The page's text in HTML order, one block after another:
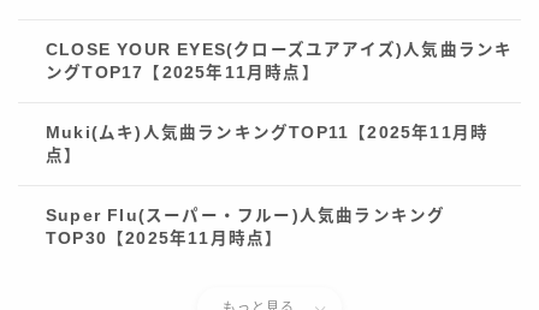
CLOSE YOUR EYES(クローズユアアイズ)人気曲ランキ
ングTOP17【2025年11月時点】
Muki(ムキ)人気曲ランキングTOP11【2025年11月時
点】
Super Flu(スーパー・フルー)人気曲ランキング
TOP30【2025年11月時点】